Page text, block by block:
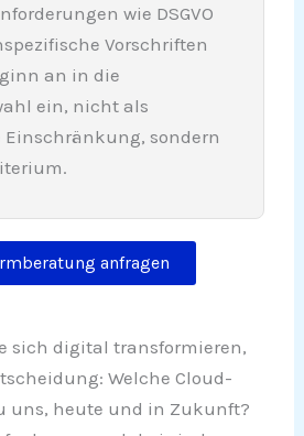
wie DSGVO
Vorschriften
an in die
ein, nicht als
sondern
anfragen
sich digital transformieren,
Welche Cloud-
uns, heute und in Zukunft?